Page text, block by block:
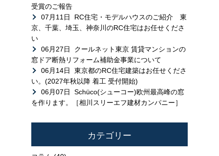
受賞のご報告
07月11日
RC住宅・モデルハウスのご紹介 東
京、千葉、埼玉、神奈川のRC住宅はお任せくださ
い
06月27日
クールネット東京 賃貸マンションの
窓ドア断熱リフォーム補助金事業について
06月14日
東京都のRC住宅建築はお任せくださ
い。(2027年秋以降 着工 受付開始)
06月07日
Schüco(シューコー)欧州最高峰の窓
を作ります。［相川スリーエフ建材カンパニー］
カテゴリー